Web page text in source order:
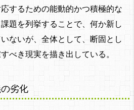
するための能動的かつ積極的な
題を列挙することで、何か新し
ないが、全体として、断固とし
べき現実を描き出している。
劣化